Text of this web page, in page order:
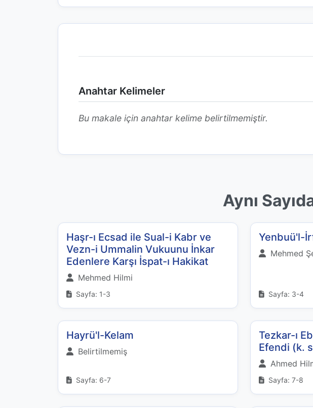
Anahtar Kelimeler
Bu makale için anahtar kelime belirtilmemiştir.
Aynı
Haşr-ı Ecsad ile Sual-i Kabr ve
Vezn-i Ummalin Vukuunu İnkar
Edenlere Karşı İspat-ı Hakikat
Mehmed Hilmi
Sayfa: 1-3
Yenbuü'l-
Mehmed
Sayfa: 3-4
Hayrü'l-Kelam
Belirtilmemiş
Sayfa: 6-7
Tezkar-ı
Efendi (k.
Ahmed
Sayfa: 7-8